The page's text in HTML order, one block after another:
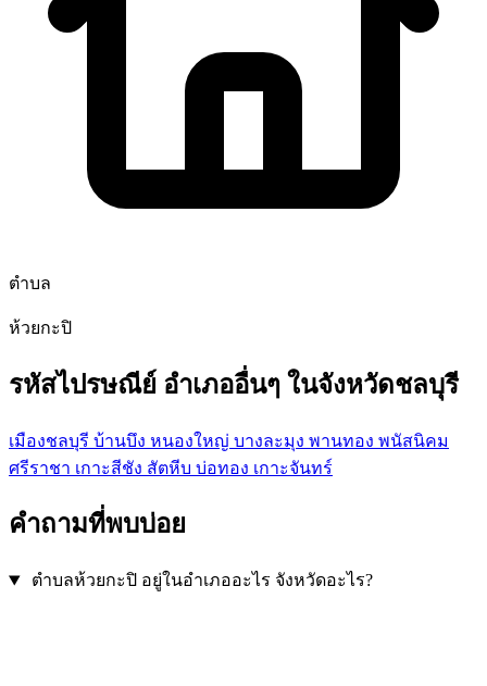
ตำบล
ห้วยกะปิ
รหัสไปรษณีย์ อำเภออื่นๆ ในจังหวัดชลบุรี
เมืองชลบุรี บ้านบึง หนองใหญ่ บางละมุง พานทอง พนัสนิคม
ศรีราชา เกาะสีชัง สัตหีบ บ่อทอง เกาะจันทร์
คำถามที่พบบ่อย
ตำบลห้วยกะปิ อยู่ในอำเภออะไร จังหวัดอะไร?